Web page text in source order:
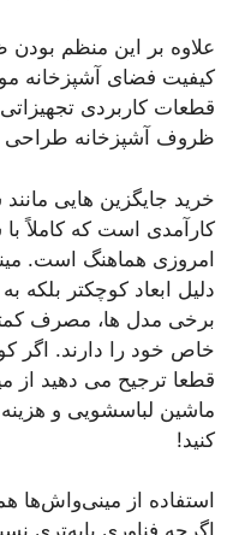
علاوه بر این منظم
کیفیت فضای آشپزخانه
قطعات کاربردی
ظروف آشپزخانه طراحی
خرید جایگزین هایی
کارآمدی است که کاملاً
امروزی هماهنگ است.
دلیل ابعاد کوچکتر بلکه
برخی مدل ها، مصرف
خاص خود را دارند. اگر
قطعا ترجیح می دهید از
ماشین لباسشویی و
کنید!
استفاده از مینی‌واش‌ها
اگرچه فناوری پایه‌تری